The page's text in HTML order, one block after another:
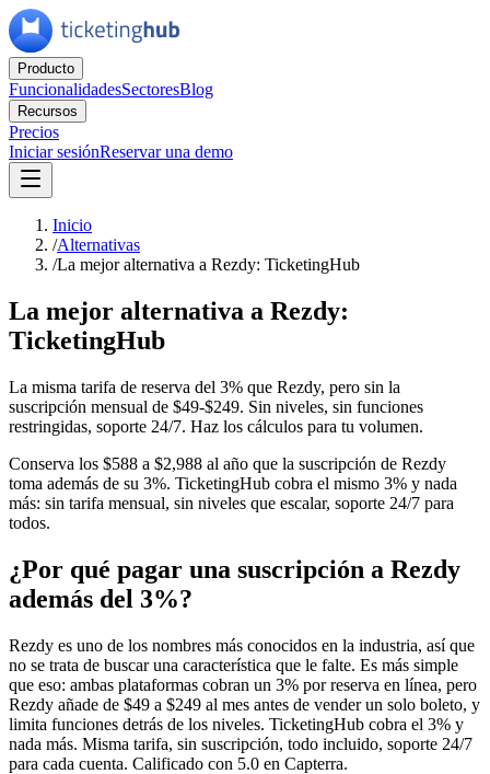
Producto
FuncionalidadesSectoresBlog
Recursos
Precios
Iniciar sesiónReservar una demo
Inicio
/Alternativas
/La mejor alternativa a Rezdy: TicketingHub
La mejor alternativa a Rezdy:
TicketingHub
La misma tarifa de reserva del 3% que Rezdy, pero sin la
suscripción mensual de $49-$249. Sin niveles, sin funciones
restringidas, soporte 24/7. Haz los cálculos para tu volumen.
Conserva los $588 a $2,988 al año que la suscripción de Rezdy
toma además de su 3%. TicketingHub cobra el mismo 3% y nada
más: sin tarifa mensual, sin niveles que escalar, soporte 24/7 para
todos.
¿Por qué pagar una suscripción a Rezdy
además del 3%?
Rezdy es uno de los nombres más conocidos en la industria, así que
no se trata de buscar una característica que le falte. Es más simple
que eso: ambas plataformas cobran un 3% por reserva en línea, pero
Rezdy añade de $49 a $249 al mes antes de vender un solo boleto, y
limita funciones detrás de los niveles. TicketingHub cobra el 3% y
nada más. Misma tarifa, sin suscripción, todo incluido, soporte 24/7
para cada cuenta. Calificado con 5.0 en Capterra.